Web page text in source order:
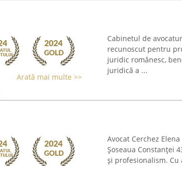
Arată mai multe >>
Cabinetul de
recunoscut pentru
juridic românesc,
juridică a ...
Avocat Cerchez
Șoseaua Constanței
și profesionalism. Cu